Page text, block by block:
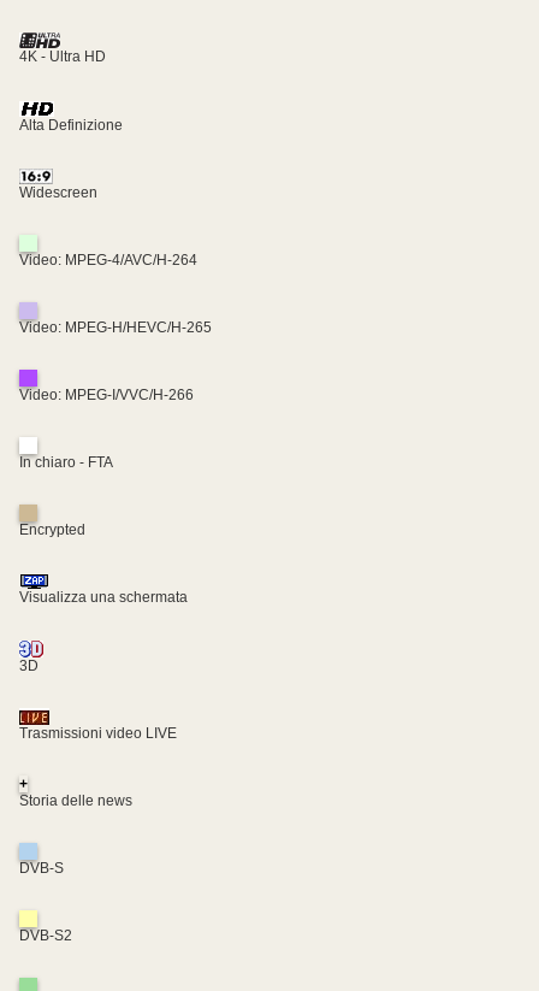
4K - Ultra HD
Alta Definizione
Widescreen
Video: MPEG-4/AVC/H-264
Video: MPEG-H/HEVC/H-265
Video: MPEG-I/VVC/H-266
In chiaro - FTA
Encrypted
Visualizza una schermata
3D
Trasmissioni video LIVE
+
Storia delle news
DVB-S
DVB-S2